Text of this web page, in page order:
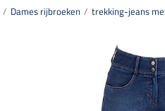
Dames rijbroeken trekking-jeans